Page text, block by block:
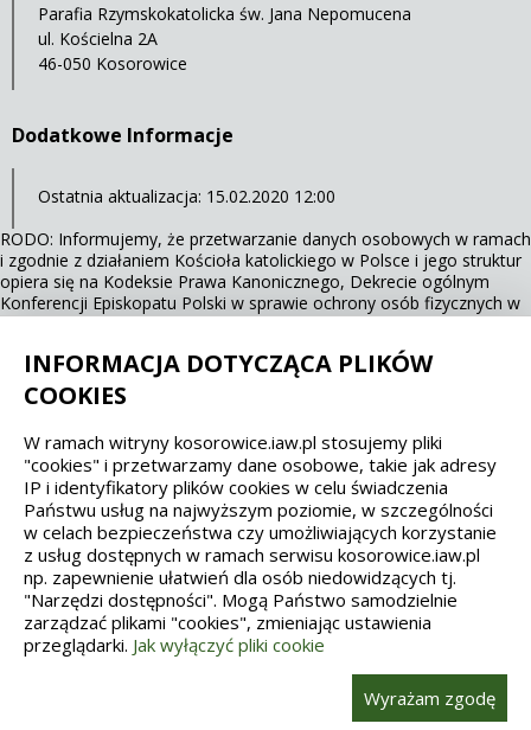
Parafia Rzymskokatolicka św. Jana Nepomucena
ul. Kościelna 2A
46-050 Kosorowice
Dodatkowe Informacje
Ostatnia aktualizacja: 15.02.2020 12:00
RODO: Informujemy, że przetwarzanie danych osobowych w ramach
i zgodnie z działaniem Kościoła katolickiego w Polsce i jego struktur
opiera się na Kodeksie Prawa Kanonicznego, Dekrecie ogólnym
Konferencji Episkopatu Polski w sprawie ochrony osób fizycznych w
związku z przetwarzaniem danych osobowych w Kościele katolickim
WCAG 2.1 SECTION 508 EAA/EN 301549
IS 5568
INFORMACJA DOTYCZĄCA PLIKÓW
COOKIES
W ramach witryny kosorowice.iaw.pl stosujemy pliki
"cookies" i przetwarzamy dane osobowe, takie jak adresy
IP i identyfikatory plików cookies w celu świadczenia
Państwu usług na najwyższym poziomie, w szczególności
w celach bezpieczeństwa czy umożliwiających korzystanie
z usług dostępnych w ramach serwisu kosorowice.iaw.pl
np. zapewnienie ułatwień dla osób niedowidzących tj.
"Narzędzi dostępności". Mogą Państwo samodzielnie
zarządzać plikami "cookies", zmieniając ustawienia
przeglądarki. Jak wyłączyć pliki cookie
Wyrażam zgodę